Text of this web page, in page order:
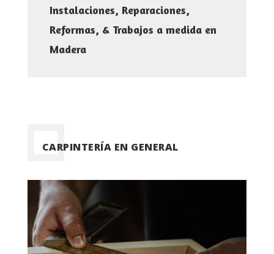
Instalaciones, Reparaciones,
Reformas, & Trabajos a medida en
Madera
CARPINTERÍA EN GENERAL